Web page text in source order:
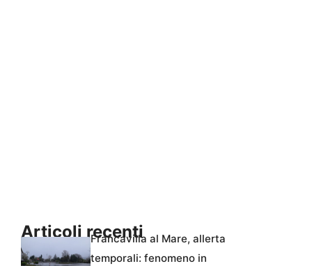
Articoli recentiFrancavilla al Mare, allerta
temporali: fenomeno in